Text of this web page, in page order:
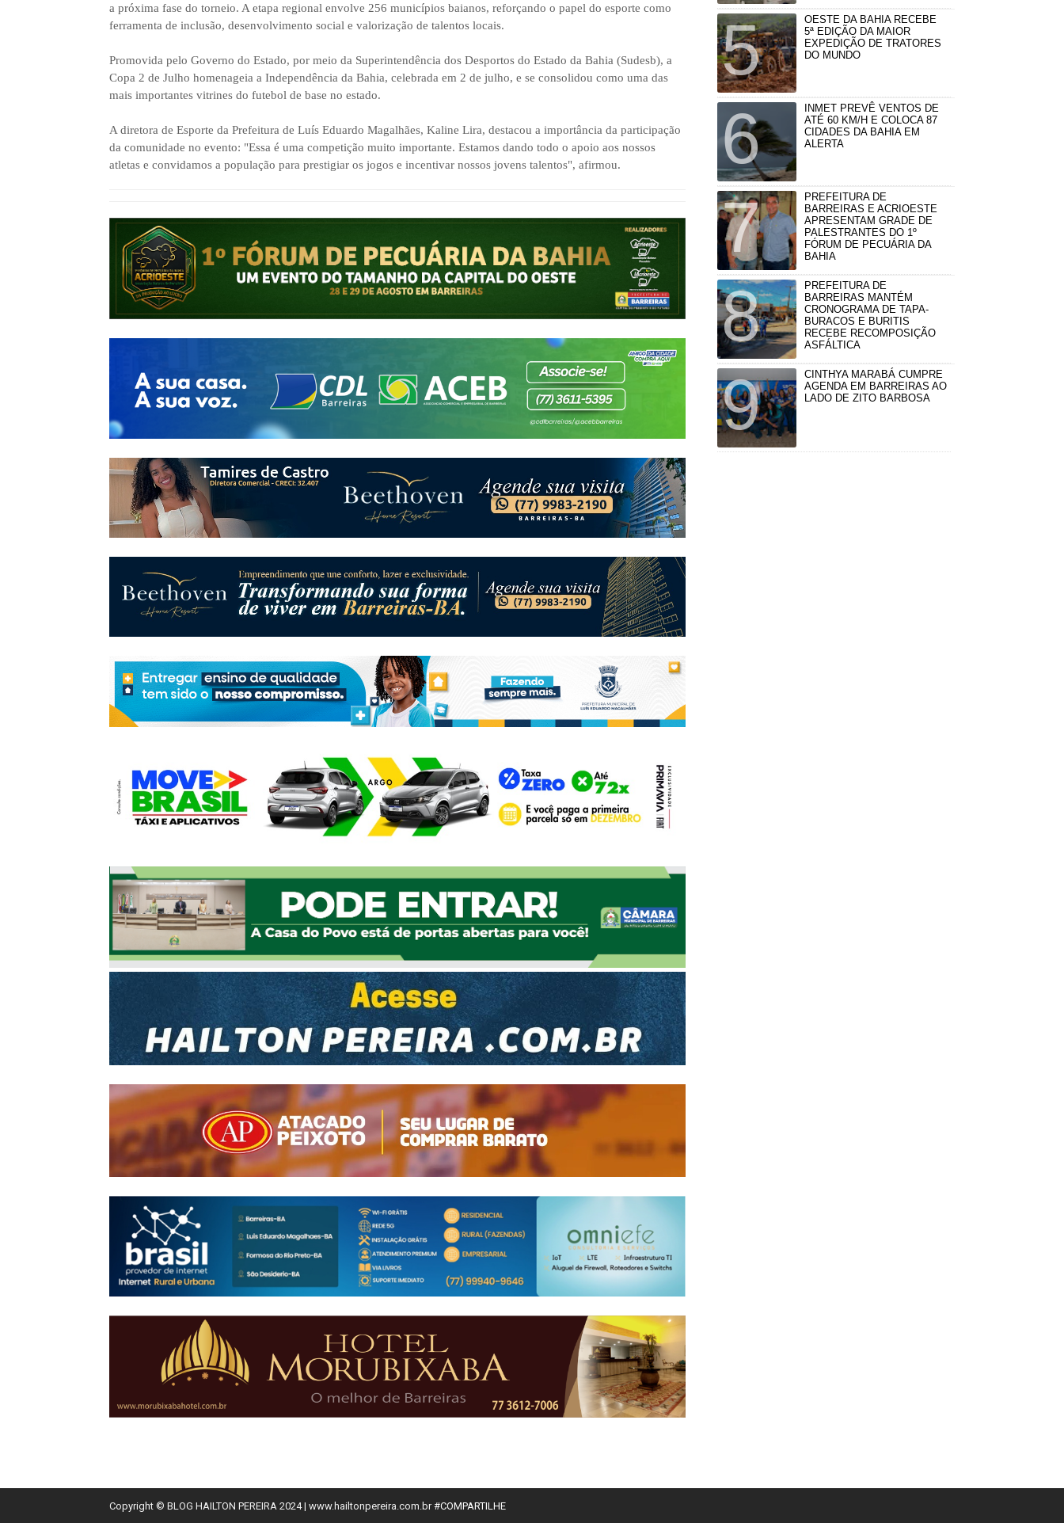
a próxima fase do torneio. A etapa regional envolve 256 municípios baianos, reforçando o papel do esporte como
ferramenta de inclusão, desenvolvimento social e valorização de talentos locais.
Promovida pelo Governo do Estado, por meio da Superintendência dos Desportos do Estado da Bahia (Sudesb), a
Copa 2 de Julho homenageia a Independência da Bahia, celebrada em 2 de julho, e se consolidou como uma das
mais importantes vitrines do futebol de base no estado.
A diretora de Esporte da Prefeitura de Luís Eduardo Magalhães, Kaline Lira, destacou a importância da participação
da comunidade no evento: "Essa é uma competição muito importante. Estamos dando todo o apoio aos nossos
atletas e convidamos a população para prestigiar os jogos e incentivar nossos jovens talentos", afirmou.
OESTE DA BAHIA RECEBE
5ª EDIÇÃO DA MAIOR
EXPEDIÇÃO DE TRATORES
DO MUNDO
INMET PREVÊ VENTOS DE
ATÉ 60 KM/H E COLOCA 87
CIDADES DA BAHIA EM
ALERTA
PREFEITURA DE
BARREIRAS E ACRIOESTE
APRESENTAM GRADE DE
PALESTRANTES DO 1º
FÓRUM DE PECUÁRIA DA
BAHIA
PREFEITURA DE
BARREIRAS MANTÉM
CRONOGRAMA DE TAPA-
BURACOS E BURITIS
RECEBE RECOMPOSIÇÃO
ASFÁLTICA
CINTHYA MARABÁ CUMPRE
AGENDA EM BARREIRAS AO
LADO DE ZITO BARBOSA
Copyright © BLOG HAILTON PEREIRA 2024| www.hailtonpereira.com.br#COMPARTILHE